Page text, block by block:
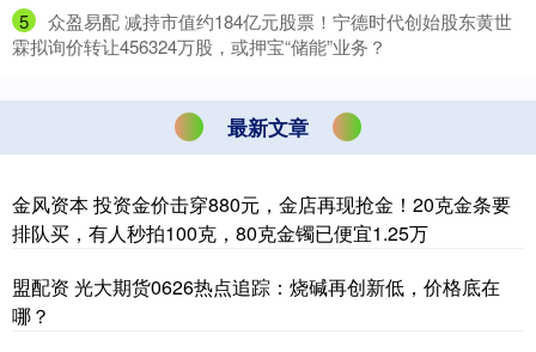
5
​众盈易配 减持市值约184亿元股票！宁德时代创始股东黄世
霖拟询价转让456324万股，或押宝“储能”业务？
最新文章
金风资本 投资金价击穿880元，金店再现抢金！20克金条要
排队买，有人秒拍100克，80克金镯已便宜1.25万
盟配资 光大期货0626热点追踪：烧碱再创新低，价格底在
哪？